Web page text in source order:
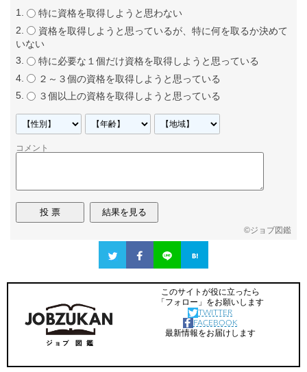
特に資格を取得しようと思わない
資格を取得しようと思っているが、特に何を取るか決めて
いない
特に必要な１個だけ資格を取得しようと思っている
２～３個の資格を取得しようと思っている
３個以上の資格を取得しようと思っている
コメント
©ジョブ図鑑
このサイトが役に立ったら
「フォロー」をお願いします
TWITTER
FACEBOOK
最新情報をお届けします